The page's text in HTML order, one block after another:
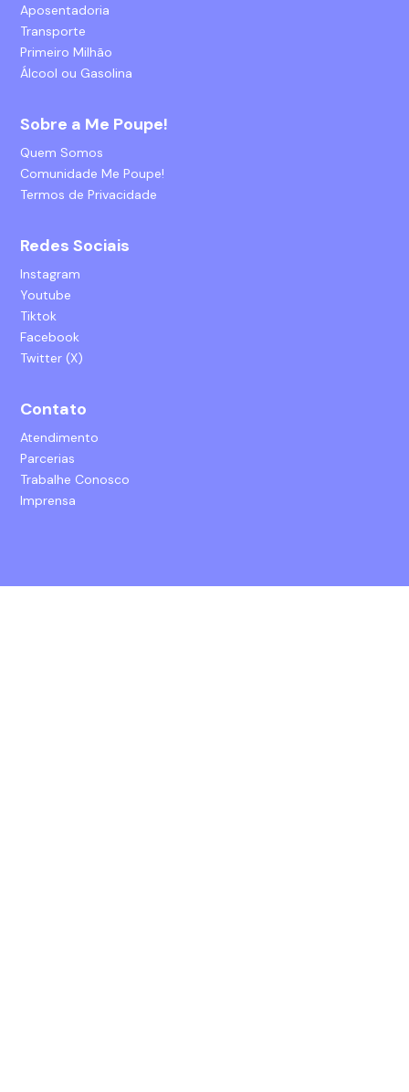
Aposentadoria
Transporte
Primeiro Milhão
Álcool ou Gasolina
Sobre a Me Poupe!
Quem Somos
Comunidade Me Poupe!
Termos de Privacidade
Redes Sociais
Instagram
Youtube
Tiktok
Facebook
Twitter (X)
Contato
Atendimento
Parcerias
Trabalhe Conosco
Imprensa